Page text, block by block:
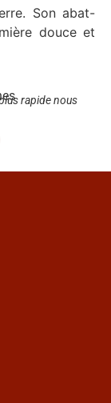
Son abat-
douce et
rapide nous